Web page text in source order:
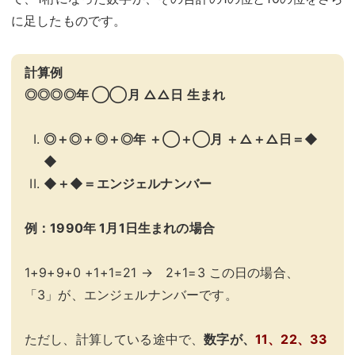
に足したものです。
計算例
◎◎◎◎年 ◯◯月 △△日 生まれ
◎＋◎＋◎＋◎年 ＋◯＋◯月 ＋△＋△日＝◆
◆
◆＋◆＝エンジェルナンバー
例：1990年 1月1日生まれの場合
1+9+9+0 +1+1=21 → 2+1=3 この日の場合、
「3」が、エンジェルナンバーです。
ただし、計算している途中で、数字が、 11、22、33